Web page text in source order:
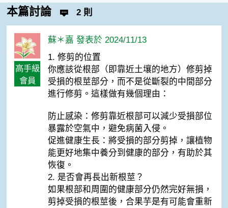
本篇討論 2 則
高手級
會員
蘇＊嘉 發表於 2024/11/13
1. 修剪的位置
你應該從根部（即靠近土壤的地方）修剪掉
受損的根莖部分，而不是從斷裂的中間部分
進行修剪。這樣做有幾個理由：
防止感染：修剪靠近根部可以減少受損部位
暴露於空氣中，避免病菌入侵。
促進健康生長：將受損的部分剪掉，讓植物
能更好地集中養分到健康的部分，有助於其
恢復。
2. 是否會再長出新根莖？
如果根部和周圍的健康部分仍然完好無損，
剪掉受損的根莖後，合果芋是有可能會重新